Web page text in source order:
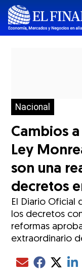
Nacional
Cambios
Ley
son una
decretos
El Diario Oficial
los decretos
reformas
extraordinario
Compartir el
Compartir el